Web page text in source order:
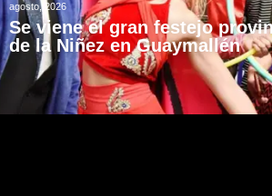
agosto, 2026
Se viene el gran festejo
de la Niñez en Guaymallén